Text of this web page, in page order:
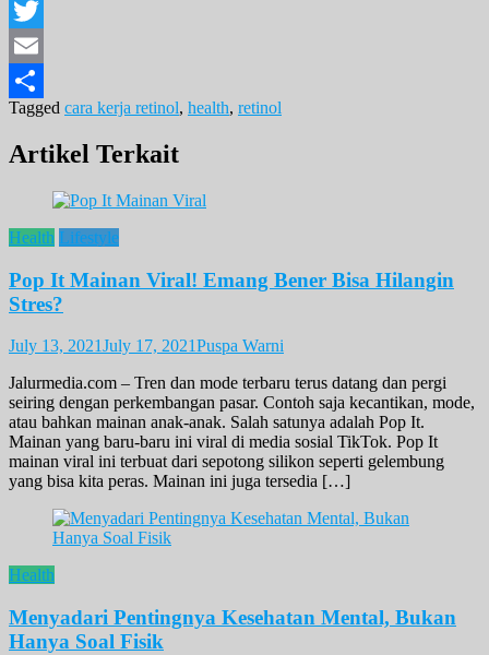
Facebook
Twitter
Email
Share
Tagged cara kerja retinol, health, retinol
Artikel Terkait
Health Lifestyle
Pop It Mainan Viral! Emang Bener Bisa Hilangin
Stres?
July 13, 2021July 17, 2021Puspa Warni
Jalurmedia.com – Tren dan mode terbaru terus datang dan pergi
seiring dengan perkembangan pasar. Contoh saja kecantikan, mode,
atau bahkan mainan anak-anak. Salah satunya adalah Pop It.
Mainan yang baru-baru ini viral di media sosial TikTok. Pop It
mainan viral ini terbuat dari sepotong silikon seperti gelembung
yang bisa kita peras. Mainan ini juga tersedia […]
Health
Menyadari Pentingnya Kesehatan Mental, Bukan
Hanya Soal Fisik